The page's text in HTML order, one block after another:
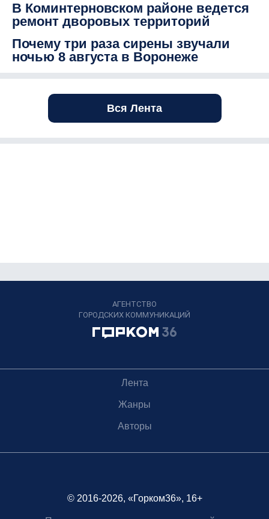
В Коминтерновском районе ведется
ремонт дворовых территорий
Почему три раза сирены звучали
ночью 8 августа в Воронеже
Вся Лента
АГЕНТСТВО
ГОРОДСКИХ КОММУНИКАЦИЙ
Лента
Жанры
Авторы
© 2016-2026, «Горком36», 16+